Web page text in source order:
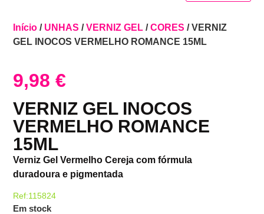
Início / UNHAS /VERNIZ GEL /CORES / VERNIZ
GEL INOCOS VERMELHO ROMANCE 15ML
9,98€
VERNIZ GEL INOCOS
VERMELHO ROMANCE
15ML
Verniz Gel Vermelho Cereja com fórmula
duradoura e pigmentada
Ref:115824
Em stock